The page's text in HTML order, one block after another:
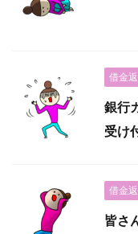
借金
銀行
受け
借金
皆さ